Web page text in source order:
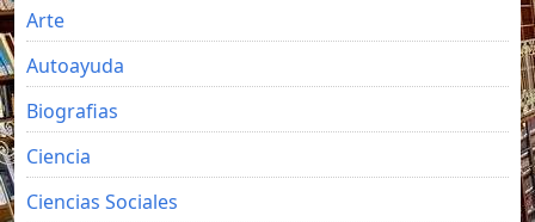
Arte
Autoayuda
Biografias
Ciencia
Ciencias Sociales